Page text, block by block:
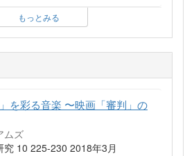
もっとみる
を彩る音楽 〜映画「審判」の
ムズ
究 10 225-230 2018年3月